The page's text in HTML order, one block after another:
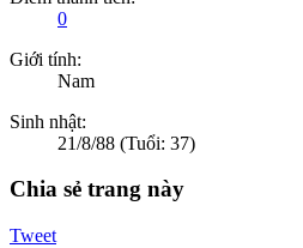
0
Giới tính:
Nam
Sinh nhật:
21/8/88 (Tuổi: 37)
Chia sẻ trang này
Tweet